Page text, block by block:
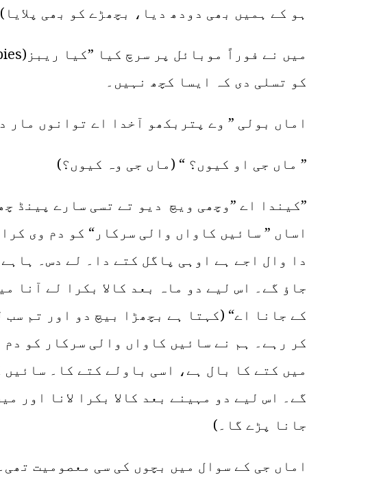
ہو کے ہمیں بھی دودھ دیا، بچھڑے کو بھی پلایا)
کو تسلی دی کہ ایسا کچھ نہیں۔
اماں بولی ” وے پتربکھو آخدا اے توانوں
” ماں جی او کیوں؟ “ (ماں جی وہ کیوں؟)
”کیندا اے ”وچھی ویچ دیو تے تسی سارے پینڈ
دا وال اجے ہے اوہی پاگل کتے دا۔ لے دس۔
جاؤ گے۔ اس لیے دو ماہ بعد کالا بکرا لے آنا
کے جانا اے“ (کہتا ہے بچھڑا بیچ دو اور تم
میں کتے کا بال ہے، اسی باولے کتے کا۔
گے۔ اس لیے دو مہینے بعد کالا بکرا لانا اور
جانا پڑے گا۔)
اماں جی کے سوال میں بچوں کی سی معصومیت